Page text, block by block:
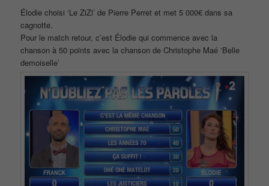
Élodie choisi ‘Le ZiZi’ de Pierre Perret et met 5 000€ dans sa
cagnotte.
Pour le match retour, c’est Élodie qui commence avec la
chanson à 50 points avec la chanson de Christophe Maé ‘Belle
demoiselle’